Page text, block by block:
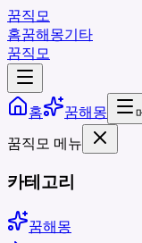
꿈직모
홈꿈해몽기타
꿈직모
홈 꿈해몽
꿈직모 메뉴
카테고리
꿈해몽